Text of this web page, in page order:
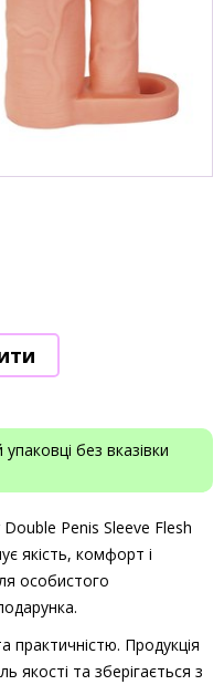
без вказівки
Penis Sleeve Flesh
якість, комфорт і
особистого
практичністю. Продукція
якості та зберігається з